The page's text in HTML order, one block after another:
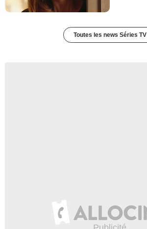
Toutes les news Séries TV